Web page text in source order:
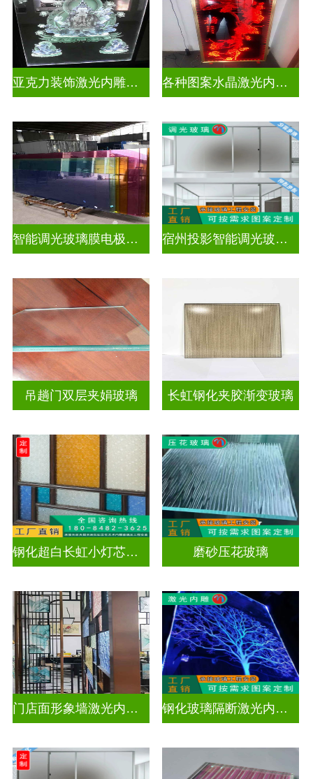
亚克力装饰激光内雕护栏玻璃 各种图案水晶激光内雕护栏玻璃
智能调光玻璃膜电极接线图 宿州投影智能调光玻璃厂商联系电话
吊趟门双层夹娟玻璃 长虹钢化夹胶渐变玻璃
钢化超白长虹小灯芯双面压花玻璃 磨砂压花玻璃
门店面形象墙激光内雕发光艺术玻璃 钢化玻璃隔断激光内雕屏风